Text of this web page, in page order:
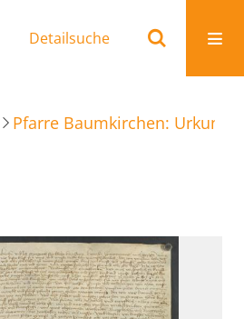
Detailsuche
Pfarre Baumkirchen: